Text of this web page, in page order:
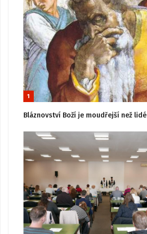
1
Bláznovství Boží je moudřejší než lidé